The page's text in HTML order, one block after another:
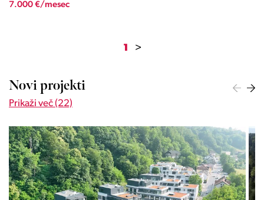
7.000 €/mesec
1 >
Novi projekti
Prikaži več (22)